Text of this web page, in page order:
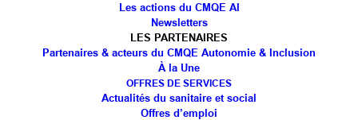
Les actions du CMQE AI
Newsletters
LES PARTENAIRES
Partenaires & acteurs du CMQE Autonomie & Inclusion
À la Une
OFFRES DE SERVICES
Actualités du sanitaire et social
Offres d’emploi